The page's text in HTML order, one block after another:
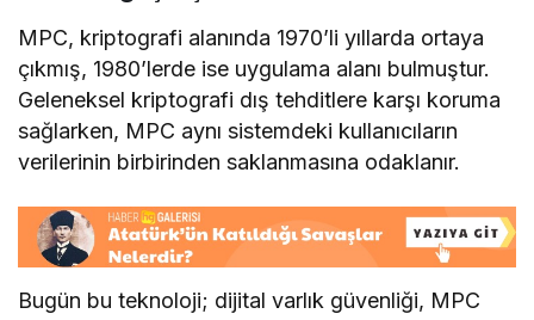
MPC, kriptografi alanında 1970’li yıllarda ortaya
çıkmış, 1980’lerde ise uygulama alanı bulmuştur.
Geleneksel kriptografi dış tehditlere karşı koruma
sağlarken, MPC aynı sistemdeki kullanıcıların
verilerinin birbirinden saklanmasına odaklanır.
Bugün bu teknoloji; dijital varlık güvenliği, MPC